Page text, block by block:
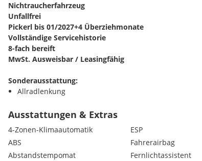
Nichtraucherfahrzeug
Unfallfrei
Pickerl bis 01/2027+4 Überziehmonate
Vollständige Servicehistorie
8-fach bereift
MwSt. Ausweisbar / Leasingfähig
Sonderausstattung:
Allradlenkung
Assistenz-Paket Tour
Audi Smartphone Interface
Ausstattungs-Paket: S line Sport / Plus
Außenspiegel elektr. verstell-, heiz- und
Bordsteinautomatik
Ausstattungen & Extras
4-Zonen-Klimaautomatik
ABS
Abstandstempomat
ESP
Fahrerairbag
Fernlichtassistent